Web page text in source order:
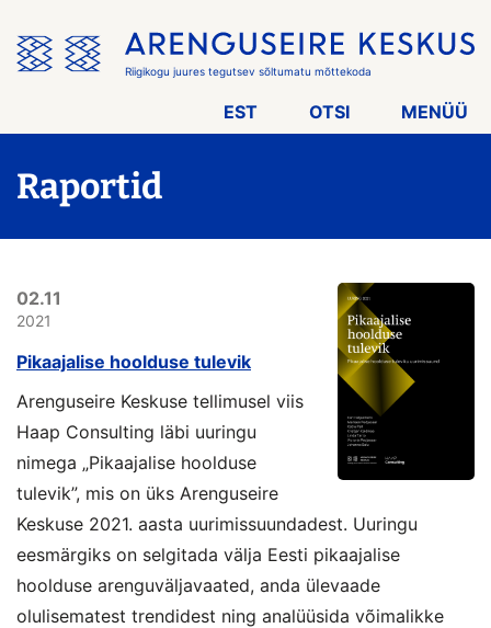
menüü
vahele
Riigikogu juures tegutsev sõltumatu mõttekoda
EST OTSI MENÜÜ
Raportid
02.11
2021
Pikaajalise hoolduse tulevik
Arenguseire Keskuse tellimusel viis
Haap Consulting läbi uuringu
nimega „Pikaajalise hoolduse
tulevik”, mis on üks Arenguseire
Keskuse 2021. aasta uurimissuundadest. Uuringu
eesmärgiks on selgitada välja Eesti pikaajalise
hoolduse arenguväljavaated, anda ülevaade
olulisematest trendidest ning analüüsida võimalikke